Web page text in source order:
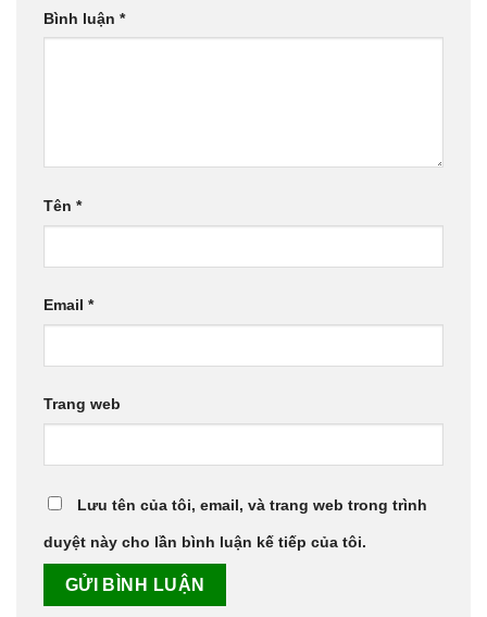
Bình luận *
Tên *
Email *
Trang web
Lưu tên của tôi, email, và trang web trong trình
duyệt này cho lần bình luận kế tiếp của tôi.